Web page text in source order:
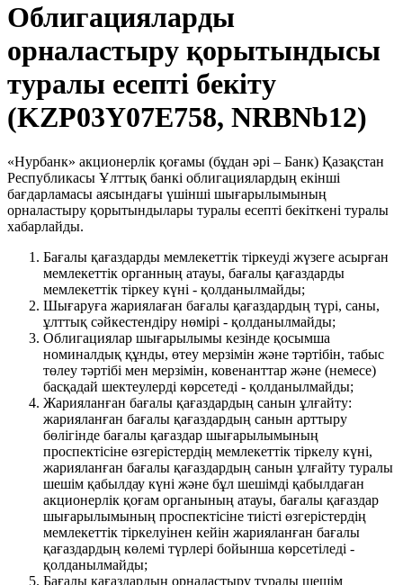
Облигацияларды
орналастыру қорытындысы
туралы есепті бекіту
(KZP03Y07E758, NRBNb12)
«Нурбанк» акционерлік қоғамы (бұдан әрі – Банк) Қазақстан
Республикасы Ұлттық банкі облигациялардың екінші
бағдарламасы аясындағы үшінші шығарылымының
орналастыру қорытындылары туралы есепті бекіткені туралы
хабарлайды.
Бағалы қағаздарды мемлекеттік тіркеуді жүзеге асырған
мемлекеттік органның атауы, бағалы қағаздарды
мемлекеттік тіркеу күні - қолданылмайды;
Шығаруға жариялаған бағалы қағаздардың түрі, саны,
ұлттық сәйкестендіру нөмірі - қолданылмайды;
Облигациялар шығарылымы кезінде қосымша
номиналдық құнды, өтеу мерзімін және тәртібін, табыс
төлеу тәртібі мен мерзімін, ковенанттар және (немесе)
басқадай шектеулерді көрсетеді - қолданылмайды;
Жарияланған бағалы қағаздардың санын ұлғайту:
жарияланған бағалы қағаздардың санын арттыру
бөлігінде бағалы қағаздар шығарылымының
проспектісіне өзгерістердің мемлекеттік тіркелу күні,
жарияланған бағалы қағаздардың санын ұлғайту туралы
шешім қабылдау күні және бұл шешімді қабылдаған
акционерлік қоғам органының атауы, бағалы қағаздар
шығарылымының проспектісіне тиісті өзгерістердің
мемлекеттік тіркелуінен кейін жарияланған бағалы
қағаздардың көлемі түрлері бойынша көрсетіледі -
қолданылмайды;
Бағалы қағаздардың орналастыру туралы шешім